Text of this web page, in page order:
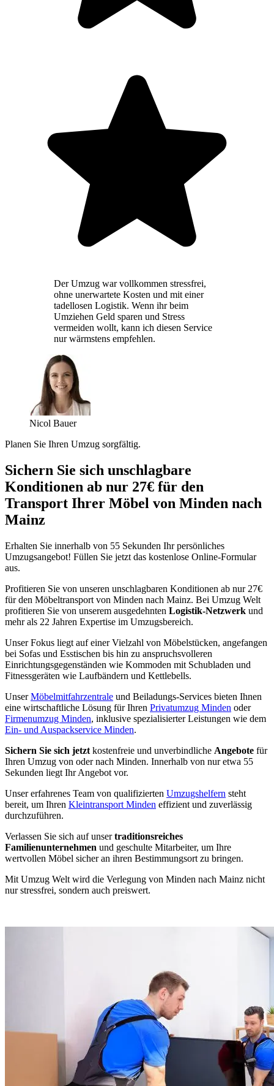
Der Umzug war vollkommen stressfrei,
ohne unerwartete Kosten und mit einer
tadellosen Logistik. Wenn ihr beim
Umziehen Geld sparen und Stress
vermeiden wollt, kann ich diesen Service
nur wärmstens empfehlen.
Nicol Bauer
Planen Sie Ihren Umzug sorgfältig.
Sichern Sie sich unschlagbare
Konditionen ab nur 27€ für den
Transport Ihrer Möbel von Minden nach
Mainz
Erhalten Sie innerhalb von 55 Sekunden Ihr persönliches
Umzugsangebot! Füllen Sie jetzt das kostenlose Online-Formular
aus.
Profitieren Sie von unseren unschlagbaren Konditionen ab nur 27€
für den Möbeltransport von Minden nach Mainz. Bei Umzug Welt
profitieren Sie von unserem ausgedehnten Logistik-Netzwerk und
mehr als 22 Jahren Expertise im Umzugsbereich.
Unser Fokus liegt auf einer Vielzahl von Möbelstücken, angefangen
bei Sofas und Esstischen bis hin zu anspruchsvolleren
Einrichtungsgegenständen wie Kommoden mit Schubladen und
Fitnessgeräten wie Laufbändern und Kettlebells.
UnserMöbelmitfahrzentrale und Beiladungs-Services bieten Ihnen
eine wirtschaftliche Lösung für Ihren Privatumzug Minden oder
Firmenumzug Minden, inklusive spezialisierter Leistungen wie dem
Ein- und Auspackservice Minden.
Sichern Sie sich jetzt kostenfreie und unverbindliche Angebote für
Ihren Umzug von oder nach Minden. Innerhalb von nur etwa 55
Sekunden liegt Ihr Angebot vor.
Unser erfahrenes Team von qualifizierten Umzugshelfern steht
bereit, um Ihren Kleintransport Minden effizient und zuverlässig
durchzuführen.
Verlassen Sie sich auf unsertraditionsreiches
Familienunternehmen und geschulte Mitarbeiter, um Ihre
wertvollen Möbel sicher an ihren Bestimmungsort zu bringen.
Mit Umzug Welt wird die Verlegung von Minden nach Mainz nicht
nur stressfrei, sondern auch preiswert.